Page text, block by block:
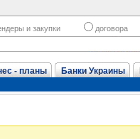
и закупки договора
- планы Банки Украины